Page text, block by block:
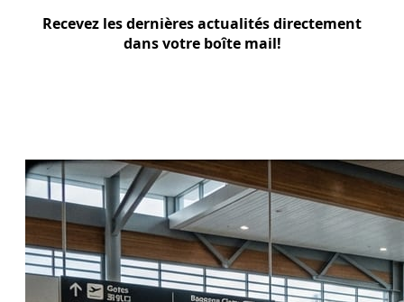
Recevez les dernières actualités directement
dans votre boîte mail!